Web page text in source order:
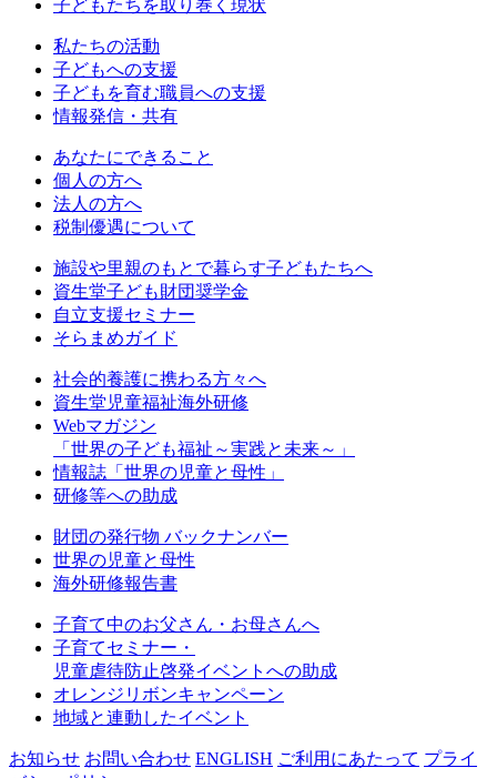
子どもたちを取り巻く現状
私たちの活動
⼦どもへの⽀援
子どもを育む職員への支援
情報発信・共有
あなたにできること
個人の方へ
法人の方へ
税制優遇について
施設や里親のもとで暮らす子どもたちへ
資生堂子ども財団奨学金
自立支援セミナー
そらまめガイド
社会的養護に携わる方々へ
資生堂児童福祉海外研修
Webマガジン
「世界の子ども福祉～実践と未来～」
情報誌「世界の児童と母性」
研修等への助成
財団の発行物 バックナンバー
世界の児童と母性
海外研修報告書
子育て中のお父さん・お母さんへ
子育てセミナー・
児童虐待防止啓発イベントへの助成
オレンジリボンキャンペーン
地域と連動したイベント
お知らせ お問い合わせ ENGLISH ご利用にあたって プライ